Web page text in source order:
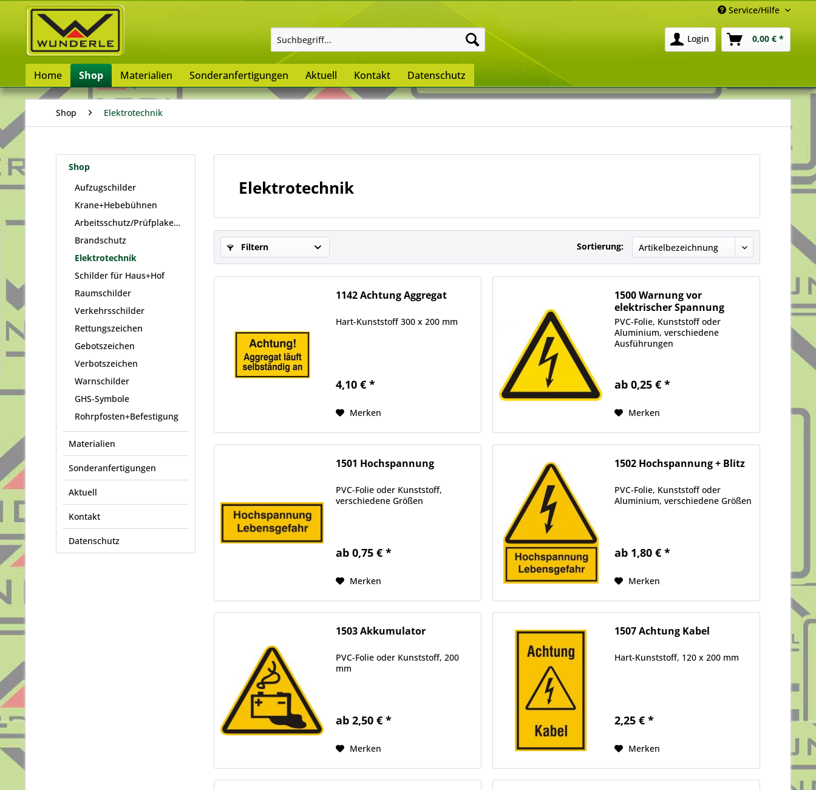
Service/Hilfe
Login 0,00 € *
Home Shop Materialien Sonderanfertigungen Aktuell Kontakt Datenschutz
Shop Elektrotechnik
Shop
Aufzugschilder
Krane+Hebebühnen
Arbeitsschutz/Prüfplaketten
Brandschutz
Elektrotechnik
Schilder für Haus+Hof
Raumschilder
Verkehrsschilder
Rettungszeichen
Gebotszeichen
Verbotszeichen
Warnschilder
GHS-Symbole
Rohrpfosten+Befestigung
Materialien
Sonderanfertigungen
Aktuell
Kontakt
Datenschutz
Elektrotechnik
Filtern Sortierung:
1142 Achtung Aggregat
Hart-Kunststoff 300 x 200 mm
4,10 € *
Merken
1500 Warnung vor
elektrischer Spannung
PVC-Folie, Kunststoff oder
Aluminium, verschiedene
Ausführungen
ab 0,25 € *
Merken
1501 Hochspannung
PVC-Folie oder Kunststoff,
verschiedene Größen
ab 0,75 € *
Merken
1502 Hochspannung + Blitz
PVC-Folie, Kunststoff oder
Aluminium, verschiedene Größen
ab 1,80 € *
Merken
1503 Akkumulator
PVC-Folie oder Kunststoff, 200
mm
ab 2,50 € *
Merken
1507 Achtung Kabel
Hart-Kunststoff, 120 x 200 mm
2,25 € *
Merken